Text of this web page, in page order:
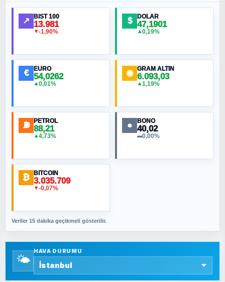
Ortadoğu Haritasının Provası mı?
MURAT ÖZKAN
NURETTIN BÖLÜK
ORHAN KILIÇOĞLU
Fahişeye beyinli bir müstevli alçağına
SAVAŞ ŞAHİN
SEYFULLAH ÇİÇEK
↗ BIST 100
13.981
▼-1,90%
$ DOLAR
47,1901
▲0,19%
€ EURO
54,0262
▲0,01%
◉ GRAM ALTIN
6.093,03
▲1,19%
⛽ PETROL
88,21
▲4,73%
● BONO
40,02
▬0,00%
₿ BITCOIN
3.035.709
▼-0,07%
Veriler 15 dakika geçikmeli gösterilir.
🌤️
HAVA DURUMU